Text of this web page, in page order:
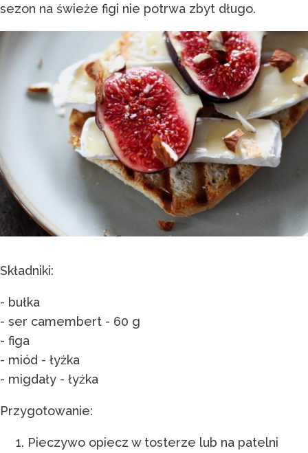
sezon na świeże figi nie potrwa zbyt długo.
Składniki:
- bułka
- ser camembert - 60 g
- figa
- miód - łyżka
- migdały - łyżka
Przygotowanie:
Pieczywo opiecz w tosterze lub na patelni